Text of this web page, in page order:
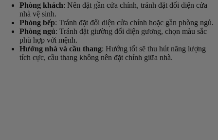
Phòng khách: Nên đặt gần cửa chính, tránh đặt đối diện cửa
nhà vệ sinh.
Phòng bếp: Tránh đặt đối diện cửa chính hoặc gần phòng ngủ.
Phòng ngủ: Tránh đặt giường đối diện gương, chọn màu sắc
phù hợp với mệnh.
Hướng nhà và cầu thang: Hướng tốt sẽ thu hút năng lượng
tích cực, cầu thang không nên đặt chính giữa nhà.